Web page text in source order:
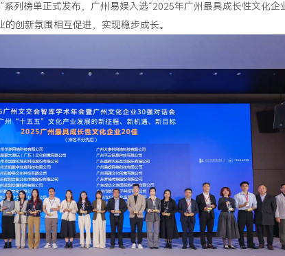
列榜单正式发布，广州易娱入选“2025年广州最具成长性文化企
创新氛围相互促进，实现稳步成长。